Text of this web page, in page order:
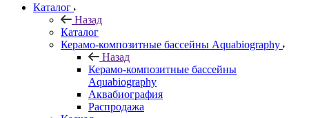
Каталог
Назад
Каталог
Керамо-композитные бассейны Aquabiography
Назад
Керамо-композитные бассейны
Aquabiography
Аквабиография
Распродажа